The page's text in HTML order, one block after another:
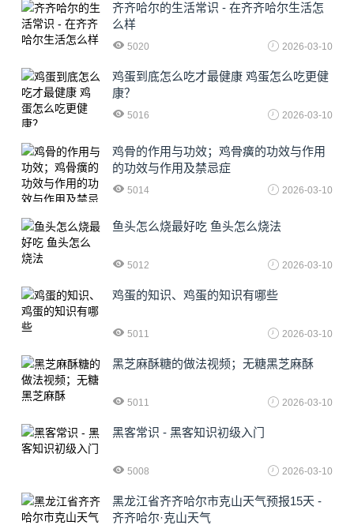
齐齐哈尔的生活常识 - 在齐齐哈尔生活怎
么样
5020 2026-03-10
鸡蛋到底怎么吃才最健康 鸡蛋怎么吃更健
康？
5016 2026-03-10
鸡骨的作用与功效；鸡骨癀的功效与作用
的功效与作用及禁忌症
5014 2026-03-10
鱼头怎么烧最好吃 鱼头怎么烧法
5012 2026-03-10
鸡蛋的知识、鸡蛋的知识有哪些
5011 2026-03-10
黑芝麻酥糖的做法视频；无糖黑芝麻酥
5011 2026-03-10
黑客常识 - 黑客知识初级入门
5008 2026-03-10
黑龙江省齐齐哈尔市克山天气预报15天 -
齐齐哈尔·克山天气